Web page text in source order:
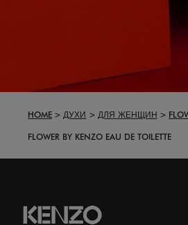
HOME ДУХИ ДЛЯ ЖЕНЩИН
FLOWER BY KENZO EAU DE TOILETTE